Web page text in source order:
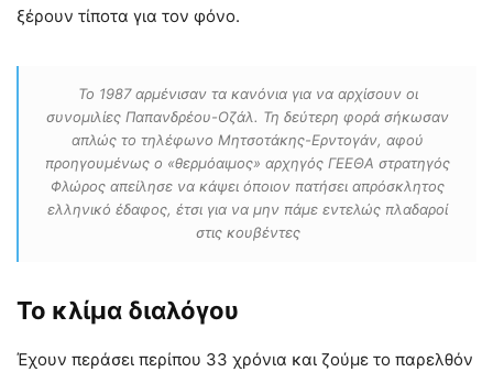
ξέρουν τίποτα για τον φόνο.
Το 1987 αρμένισαν τα κανόνια για να αρχίσουν οι
συνομιλίες Παπανδρέου-Οζάλ. Τη δεύτερη φορά σήκωσαν
απλώς το τηλέφωνο Μητσοτάκης-Ερντογάν, αφού
προηγουμένως ο «θερμόαιμος» αρχηγός ΓΕΕΘΑ στρατηγός
Φλώρος απείλησε να κάψει όποιον πατήσει απρόσκλητος
ελληνικό έδαφος, έτσι για να μην πάμε εντελώς πλαδαροί
στις κουβέντες
Το κλίμα διαλόγου
Έχουν περάσει περίπου 33 χρόνια και ζούμε το παρελθόν